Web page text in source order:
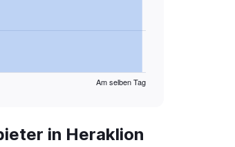
Am selben Tag
in Heraklion